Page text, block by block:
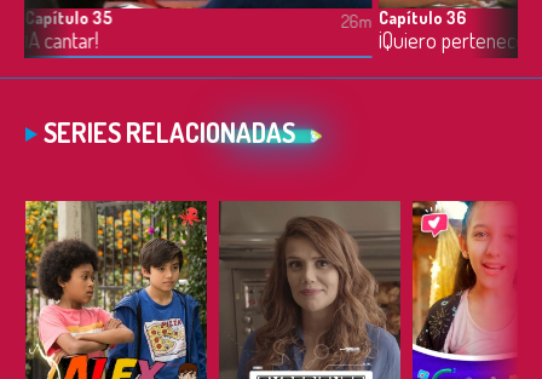
Capítulo 35
¡A cantar!
26m Capítulo 36
¡Quiero pertenecer
SERIES RELACIONADAS